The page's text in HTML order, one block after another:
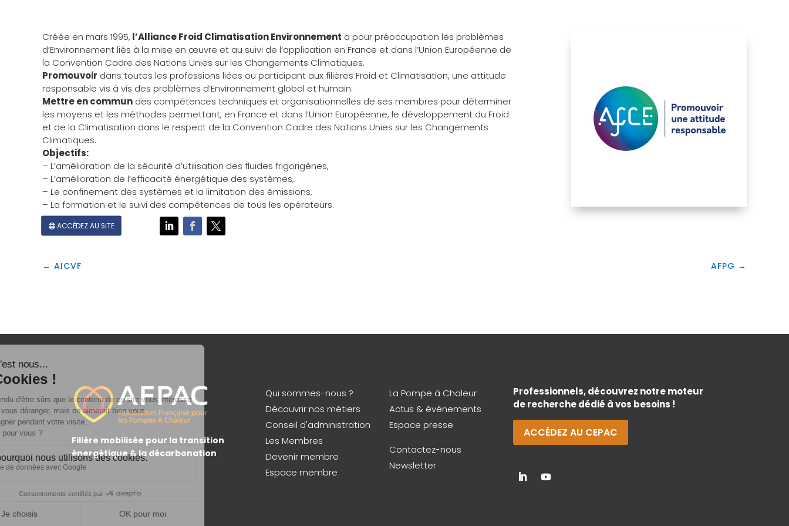
Créée en mars 1995, l’Alliance Froid Climatisation Environnement a pour préoccupation les problèmes
d’Environnement liés à la mise en œuvre et au suivi de l’application en France et dans l’Union Européenne de
la Convention Cadre des Nations Unies sur les Changements Climatiques.
Promouvoir dans toutes les professions liées ou participant aux filières Froid et Climatisation, une attitude
responsable vis à vis des problèmes d’Environnement global et humain.
Mettre en commun des compétences techniques et organisationnelles de ses membres pour déterminer
les moyens et les méthodes permettant, en France et dans l’Union Européenne, le développement du Froid
et de la Climatisation dans le respect de la Convention Cadre des Nations Unies sur les Changements
Climatiques.
Objectifs:
– L’amélioration de la sécurité d’utilisation des fluides frigorigènes,
– L’amélioration de l’efficacité énergétique des systèmes,
– Le confinement des systèmes et la limitation des émissions,
– La formation et le suivi des compétences de tous les opérateurs.
ACCÉDEZ AU SITE
← AICVF AFPG →
Filière mobilisée pour la transition
énergétique & la décarbonation
Qui sommes-nous ?
Découvrir nos métiers
Conseil d'administration
Les Membres
Devenir membre
Espace membre
La Pompe à Chaleur
Actus & événements
Espace presse
Contactez-nous
Newsletter
Professionnels, découvrez notre moteur
de recherche dédié à vos besoins !
ACCÉDEZ AU CEPAC